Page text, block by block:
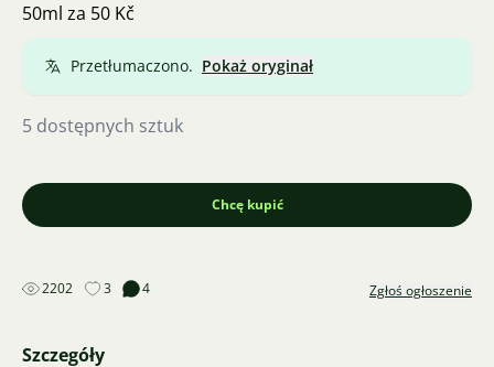
50ml za 50 Kč
Przetłumaczono. Pokaż oryginał
5 dostępnych sztuk
Chcę kupić
2202 3 4 Zgłoś ogłoszenie
Szczegóły